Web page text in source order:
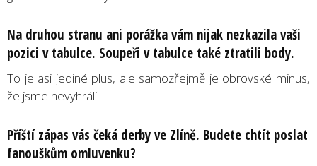
Na druhou stranu ani porážka vám nijak nezkazila vaši
pozici v tabulce. Soupeři v tabulce také ztratili body.
To je asi jediné plus, ale samozřejmě je obrovské minus,
že jsme nevyhráli.
Příští zápas vás čeká derby ve Zlíně. Budete chtít poslat
fanouškům omluvenku?